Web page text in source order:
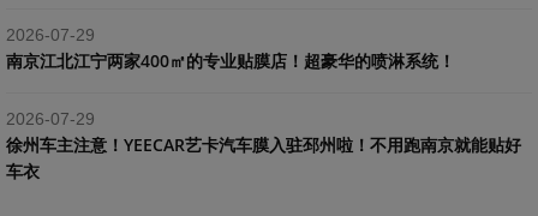
2026-07-29
南京江北江宁两家400㎡的专业贴膜店！超豪华的喷淋系统！
2026-07-29
​徐州车主注意！YEECAR艺卡汽车膜入驻邳州啦！不用跑南京就能贴好
车衣